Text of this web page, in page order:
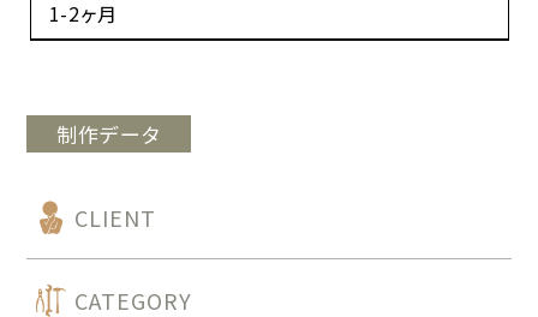
1-2ヶ月
制作データ
CLIENT
CATEGORY